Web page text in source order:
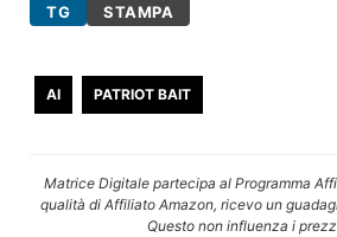
TG STAMPA
AI PATRIOT BAIT
Matrice Digitale partecipa al Programma
qualità di Affiliato Amazon, ricevo un
Questo non influenza i